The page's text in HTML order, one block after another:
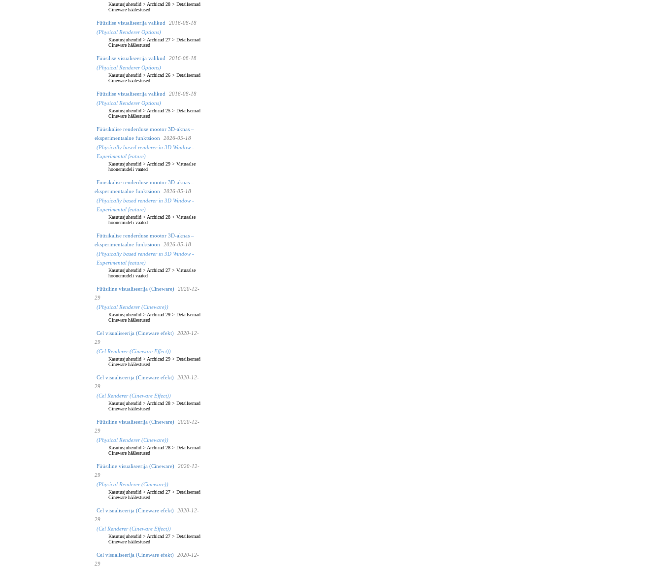
Kasutusjuhendid > Archicad 28 > Detailsemad
Cineware häälestused
Füüsilise visualiseerija valikud
2016-08-18
(Physical Renderer Options)
Kasutusjuhendid > Archicad 27 > Detailsemad
Cineware häälestused
Füüsilise visualiseerija valikud
2016-08-18
(Physical Renderer Options)
Kasutusjuhendid > Archicad 26 > Detailsemad
Cineware häälestused
Füüsilise visualiseerija valikud
2016-08-18
(Physical Renderer Options)
Kasutusjuhendid > Archicad 25 > Detailsemad
Cineware häälestused
Füüsikalise renderduse mootor 3D-aknas –
eksperimentaalne funktsioon
2026-05-18
(Physically based renderer in 3D Window -
Experimental feature)
Kasutusjuhendid > Archicad 29 > Virtuaalse
hoonemudeli vaated
Füüsikalise renderduse mootor 3D-aknas –
eksperimentaalne funktsioon
2026-05-18
(Physically based renderer in 3D Window -
Experimental feature)
Kasutusjuhendid > Archicad 28 > Virtuaalse
hoonemudeli vaated
Füüsikalise renderduse mootor 3D-aknas –
eksperimentaalne funktsioon
2026-05-18
(Physically based renderer in 3D Window -
Experimental feature)
Kasutusjuhendid > Archicad 27 > Virtuaalse
hoonemudeli vaated
Füüsiline visualiseerija (Cineware)
2020-12-
29
(Physical Renderer (Cineware))
Kasutusjuhendid > Archicad 29 > Detailsemad
Cineware häälestused
Cel visualiseerija (Cineware efekt)
2020-12-
29
(Cel Renderer (Cineware Effect))
Kasutusjuhendid > Archicad 29 > Detailsemad
Cineware häälestused
Cel visualiseerija (Cineware efekt)
2020-12-
29
(Cel Renderer (Cineware Effect))
Kasutusjuhendid > Archicad 28 > Detailsemad
Cineware häälestused
Füüsiline visualiseerija (Cineware)
2020-12-
29
(Physical Renderer (Cineware))
Kasutusjuhendid > Archicad 28 > Detailsemad
Cineware häälestused
Füüsiline visualiseerija (Cineware)
2020-12-
29
(Physical Renderer (Cineware))
Kasutusjuhendid > Archicad 27 > Detailsemad
Cineware häälestused
Cel visualiseerija (Cineware efekt)
2020-12-
29
(Cel Renderer (Cineware Effect))
Kasutusjuhendid > Archicad 27 > Detailsemad
Cineware häälestused
Cel visualiseerija (Cineware efekt)
2020-12-
29